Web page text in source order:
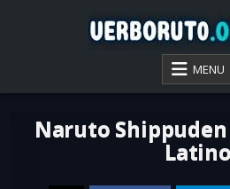
VER BORUTO ONLINE
MENU
Naruto
Latino